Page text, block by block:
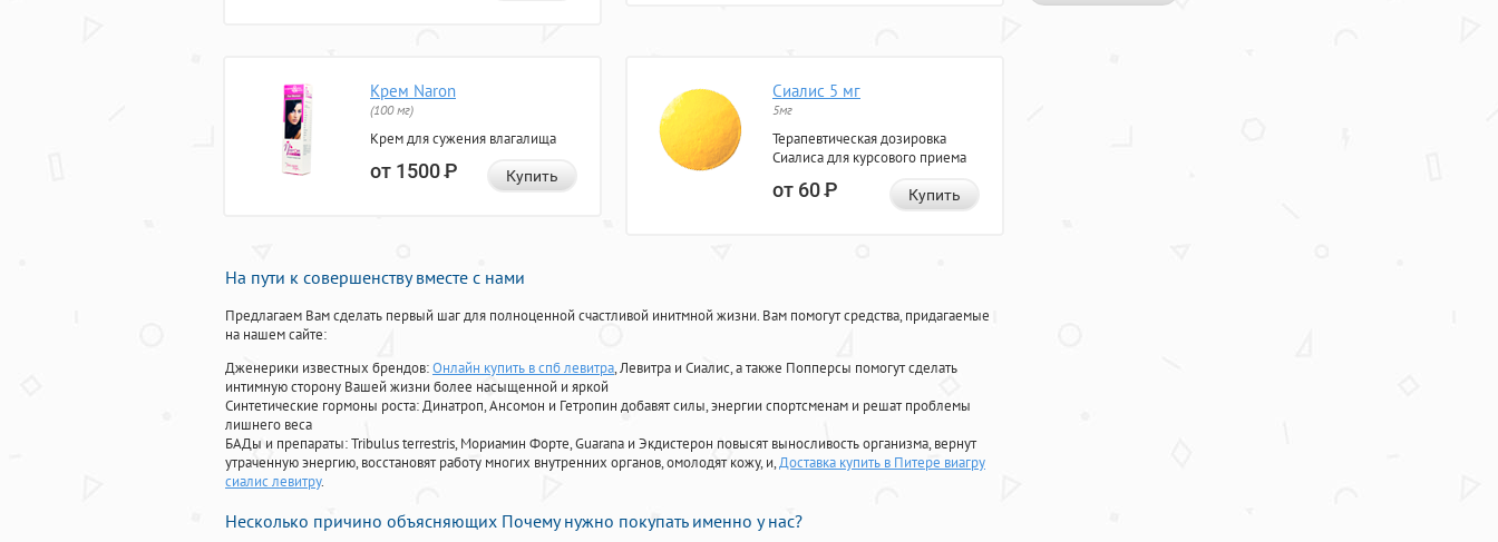
Крем Naron
(100 мг)
Крем для сужения влагалища
от 1500Р Купить
Сиалис 5 мг
5мг
Терапевтическая дозировка
Сиалиса для курсового приема
от 60Р Купить
На пути к совершенству вместе с нами
Предлагаем Вам сделать первый шаг для полноценной счастливой инитмной жизни. Вам помогут средства, придагаемые
на нашем сайте:
Дженерики известных брендов:Онлайн купить в спб левитра, Левитра и Сиалис, а также Попперсы помогут сделать
интимную сторону Вашей жизни более насыщенной и яркой
Синтетические гормоны роста: Динатроп, Ансомон и Гетропин добавят силы, энергии спортсменам и решат проблемы
лишнего веса
БАДы и препараты:Tribulus terrestris, Мориамин Форте, Guarana и Экдистерон повысят выносливость организма, вернут
утраченную энергию, восстановят работу многих внутренних органов, омолодят кожу, и,Доставка купить в Питере виагру
сиалис левитру.
Несколько причино объясняющих Почему нужно покупать именно у нас?